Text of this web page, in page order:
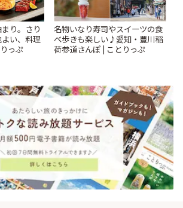
り。さり
い、料理
っぷ
名物いなり寿司やスイーツの食
べ歩きも楽しい♪愛知・豊川稲
荷参道さんぽ | ことりっぷ